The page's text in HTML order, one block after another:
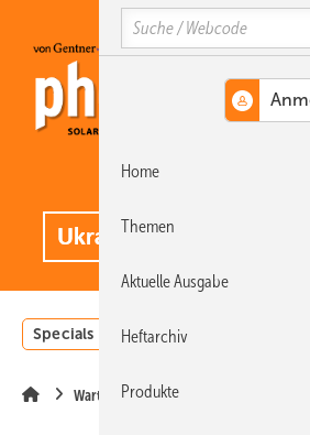
Hauptinhalt
Hauptmenü
SiteSearch
Specials Einstrahlungsatlas
Wartung
Search
Home
Themen
Aktuelle Ausgabe
Heftarchiv
Produkte